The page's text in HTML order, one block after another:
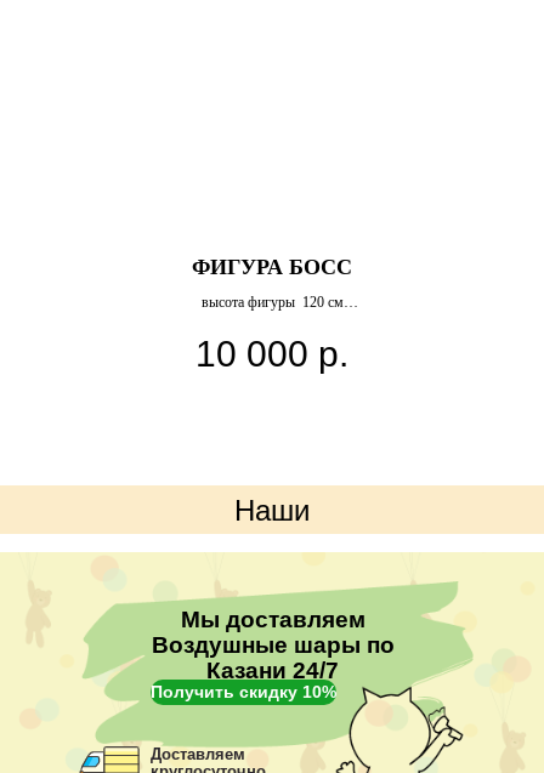
ФИГУРА БОСС
высота фигуры 120 см
10 000 р.
Наши
преимущества
Мы доставляем
Воздушные шары по
Казани 24/7
Получить скидку 10%
Доставляем